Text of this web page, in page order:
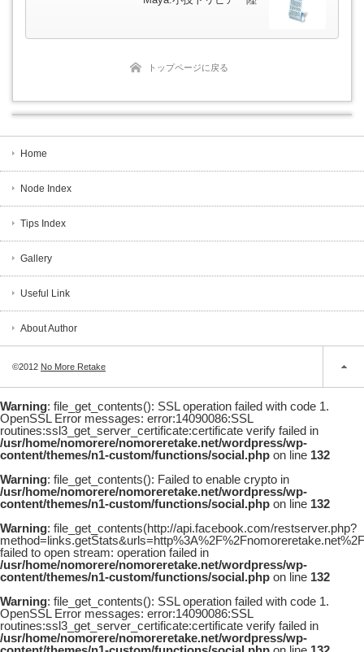
トップページに戻る
Home
Node Index
Tips Index
Gallery
Useful Link
About Author
©2012 No More Retake
Warning: file_get_contents(): SSL operation failed with code 1.
OpenSSL Error messages: error:14090086:SSL
routines:ssl3_get_server_certificate:certificate verify failed in
/usr/home/nomorere/nomoreretake.net/wordpress/wp-
content/themes/n1-custom/functions/social.php on line 132
Warning: file_get_contents(): Failed to enable crypto in
/usr/home/nomorere/nomoreretake.net/wordpress/wp-
content/themes/n1-custom/functions/social.php on line 132
Warning: file_get_contents(http://api.facebook.com/restserver.php?
failed to open stream: operation failed in
/usr/home/nomorere/nomoreretake.net/wordpress/wp-
content/themes/n1-custom/functions/social.php on line 132
Warning: file_get_contents(): SSL operation failed with code 1.
OpenSSL Error messages: error:14090086:SSL
routines:ssl3_get_server_certificate:certificate verify failed in
/usr/home/nomorere/nomoreretake.net/wordpress/wp-